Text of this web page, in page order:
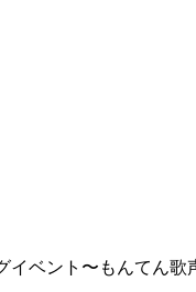
イベント〜もんてん